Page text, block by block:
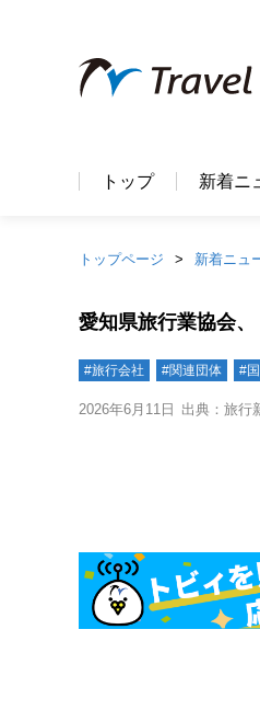
トップ 新着ニ
トップページ 新着ニュ
愛知県旅行業協会
#旅行会社 #関連団体 #
2026年6月11日 出典：旅行